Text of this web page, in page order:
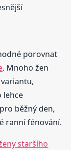
porovnat
. Mnoho žen
lehce
běžný den,
ranní fénování.
staršího